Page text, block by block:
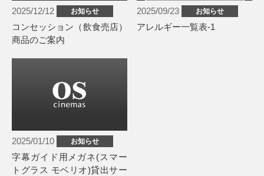
2025/12/12 お知らせ
コンセッション（飲食売店）
商品のご案内
2025/09/23 お知らせ
アレルギー一覧表-1
2025/01/10 お知らせ
字幕ガイド用メガネ(スマー
トグラス モベリオ)貸出サー